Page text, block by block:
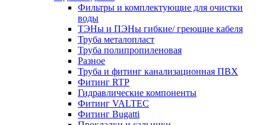
Фильтры и комплектующие для очистки
воды
ТЭНы и ПЭНы гибкие/ греющие кабеля
Труба металопласт
Труба полипропиленовая
Разное
Труба и фитинг канализационная ПВХ
Фитинг RTP
Гидравлические компоненты
Фитинг VALTEC
Фитинг Bugatti